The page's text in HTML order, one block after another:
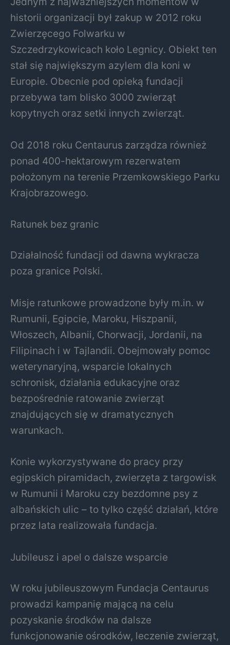
historii organizacji był zakup w 2012 roku
Zwierzęcego Folwarku w
Szczedrzykowicach koło Legnicy. Obiekt ten
stał się największym azylem dla koni w
Europie. Obecnie pod opieką fundacji
przebywa tam blisko 3000 zwierząt
kopytnych oraz setki innych zwierząt.
Od 2018 roku Centaurus zarządza również
ponad 400-hektarowym rezerwatem
położonym na terenie Przemkowskiego Parku
Krajobrazowego.
Ratunek bez granic
Działalność fundacji od dawna wykracza
poza granice Polski.
Misje ratunkowe prowadzone były m.in. w
Rumunii, Egipcie, Maroku, Hiszpanii,
Włoszech, Albanii, Chorwacji, Jordanii, na
Filipinach i w Tajlandii. Obejmowały pomoc
weterynaryjną, wsparcie lokalnych
schronisk, działania edukacyjne oraz
bezpośrednie ratowanie zwierząt
znajdujących się w dramatycznych
warunkach.
Konie wykorzystywane do pracy przy
egipskich piramidach, zwierzęta z targowisk
w Rumunii i Maroku czy bezdomne psy z
albańskich ulic – to tylko część działań, które
przez lata realizowała fundacja.
Jubileusz i apel o dalsze wsparcie
W roku jubileuszowym Fundacja Centaurus
prowadzi kampanię mającą na celu
pozyskanie środków na dalsze
funkcjonowanie ośrodków, leczenie zwierząt,